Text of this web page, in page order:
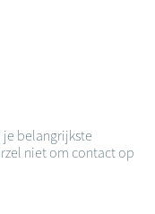
belangrijkste
niet om contact op